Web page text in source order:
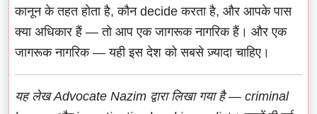
कानून के तहत होता है, कौन decide करता है, और आपके पास
क्या अधिकार हैं — तो आप एक जागरूक नागरिक हैं। और एक
जागरूक नागरिक — यही इस देश को सबसे ज़्यादा चाहिए।
यह लेख Advocate Nazim द्वारा लिखा गया है — criminal